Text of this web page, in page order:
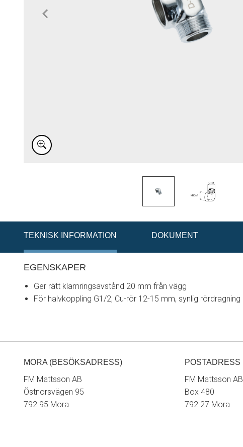
TEKNISK INFORMATION DOKUMENT
EGENSKAPER
Ger rätt klamringsavstånd 20 mm från vägg
För halvkoppling G1/2, Cu-rör 12-15 mm, synlig rördragning
MORA (BESÖKSADRESS)
FM Mattsson AB
Östnorsvägen 95
792 95 Mora
POSTADRESS
FM Mattsson AB
Box 480
792 27 Mora